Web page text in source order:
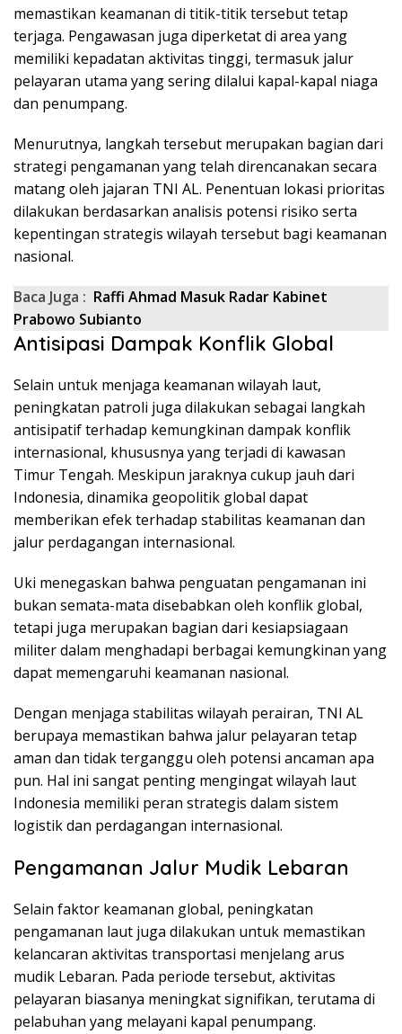
memastikan keamanan di titik-titik tersebut tetap
terjaga. Pengawasan juga diperketat di area yang
memiliki kepadatan aktivitas tinggi, termasuk jalur
pelayaran utama yang sering dilalui kapal-kapal niaga
dan penumpang.
Menurutnya, langkah tersebut merupakan bagian dari
strategi pengamanan yang telah direncanakan secara
matang oleh jajaran TNI AL. Penentuan lokasi prioritas
dilakukan berdasarkan analisis potensi risiko serta
kepentingan strategis wilayah tersebut bagi keamanan
nasional.
Baca Juga : Raffi Ahmad Masuk Radar Kabinet
Prabowo Subianto
Antisipasi Dampak Konflik Global
Selain untuk menjaga keamanan wilayah laut,
peningkatan patroli juga dilakukan sebagai langkah
antisipatif terhadap kemungkinan dampak konflik
internasional, khususnya yang terjadi di kawasan
Timur Tengah. Meskipun jaraknya cukup jauh dari
Indonesia, dinamika geopolitik global dapat
memberikan efek terhadap stabilitas keamanan dan
jalur perdagangan internasional.
Uki menegaskan bahwa penguatan pengamanan ini
bukan semata-mata disebabkan oleh konflik global,
tetapi juga merupakan bagian dari kesiapsiagaan
militer dalam menghadapi berbagai kemungkinan yang
dapat memengaruhi keamanan nasional.
Dengan menjaga stabilitas wilayah perairan, TNI AL
berupaya memastikan bahwa jalur pelayaran tetap
aman dan tidak terganggu oleh potensi ancaman apa
pun. Hal ini sangat penting mengingat wilayah laut
Indonesia memiliki peran strategis dalam sistem
logistik dan perdagangan internasional.
Pengamanan Jalur Mudik Lebaran
Selain faktor keamanan global, peningkatan
pengamanan laut juga dilakukan untuk memastikan
kelancaran aktivitas transportasi menjelang arus
mudik Lebaran. Pada periode tersebut, aktivitas
pelayaran biasanya meningkat signifikan, terutama di
pelabuhan yang melayani kapal penumpang.